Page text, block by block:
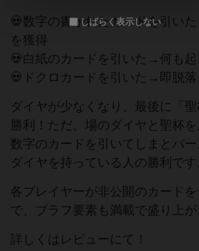
💀数字の書かれたカードを引い
を獲得
💀白紙のカードを引いた→何も起
💀ドクロカードを引いた→即脱落
ダイヤが少なくなり、最後に「
勝利！ただ、場のダイヤと聖杯
数字のカードを引いてしまとバ
ダイヤを持っている人の勝利です
各プレイヤーが非公開のカード
で、ブラフ要素も満載で盛り上が
詳しくはレビューにて！
しばらく表示しない